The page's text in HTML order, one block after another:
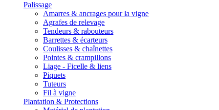
Palissage
Amarres & ancrages pour la vigne
Agrafes de relevage
Tendeurs & rabouteurs
Barrettes & écarteurs
Coulisses & chaînettes
Pointes & crampillons
Liage - Ficelle & liens
Piquets
Tuteurs
Fil à vigne
Plantation & Protections